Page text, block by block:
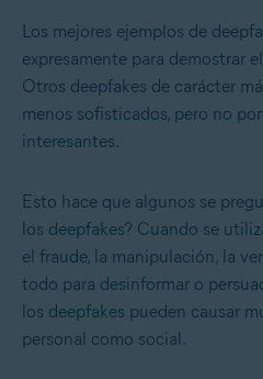
Los mejores ejemplos de
expresamente para demostrar
Otros deepfakes de carácter
menos sofisticados, pero no
interesantes.
Esto hace que algunos se
los deepfakes? Cuando se
el fraude, la manipulación, la
todo para desinformar o
los deepfakes pueden causar
personal como social.